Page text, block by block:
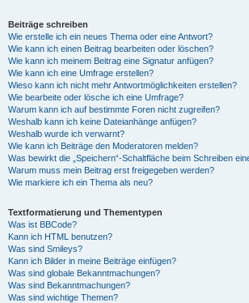
Beiträge schreiben
Wie erstelle ich ein neues Thema oder eine Antwort?
Wie kann ich einen Beitrag bearbeiten oder löschen?
Wie kann ich meinem Beitrag eine Signatur anfügen?
Wie kann ich eine Umfrage erstellen?
Wieso kann ich nicht mehr Antwortmöglichkeiten erstellen?
Wie bearbeite oder lösche ich eine Umfrage?
Warum kann ich auf bestimmte Foren nicht zugreifen?
Weshalb kann ich keine Dateianhänge anfügen?
Weshalb wurde ich verwarnt?
Wie kann ich Beiträge den Moderatoren melden?
Was bewirkt die „Speichern“-Schaltfläche beim Schreiben
Warum muss mein Beitrag erst freigegeben werden?
Wie markiere ich ein Thema als neu?
Textformatierung und Thementypen
Was ist BBCode?
Kann ich HTML benutzen?
Was sind Smileys?
Kann ich Bilder in meine Beiträge einfügen?
Was sind globale Bekanntmachungen?
Was sind Bekanntmachungen?
Was sind wichtige Themen?